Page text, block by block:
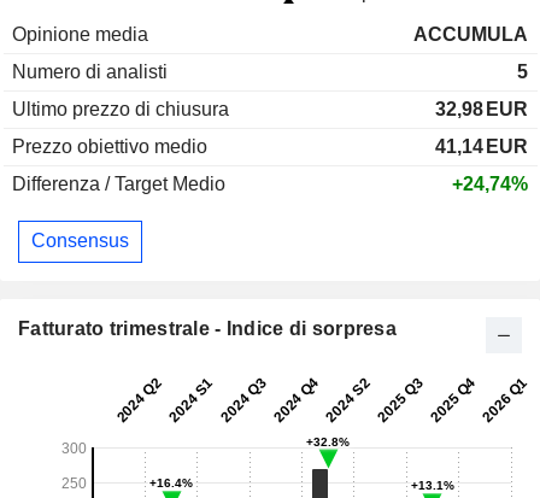
Opinione media
ACCUMULA
Numero di analisti
5
Ultimo prezzo di chiusura
32,98 EUR
Prezzo obiettivo medio
41,14 EUR
Differenza / Target Medio
+24,74%
Consensus
Fatturato trimestrale - Indice di sorpresa